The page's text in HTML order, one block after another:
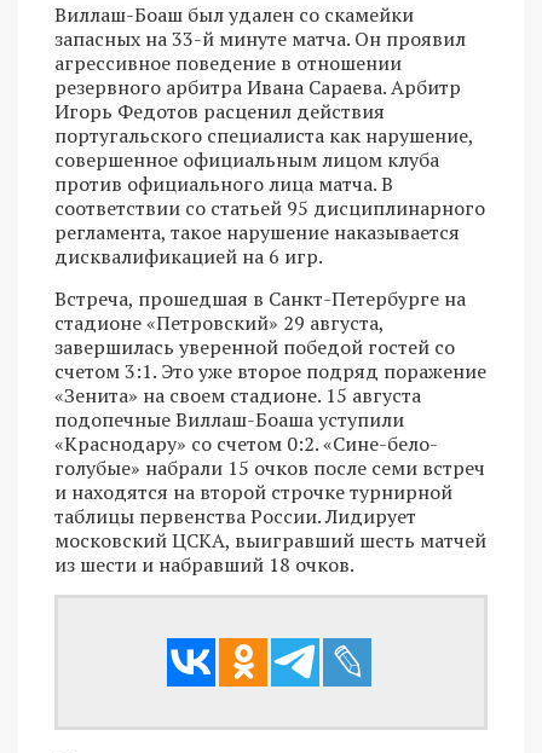
Виллаш-Боаш был удален со скамейки
запасных на 33-й минуте матча. Он проявил
агрессивное поведение в отношении
резервного арбитра Ивана Сараева. Арбитр
Игорь Федотов расценил действия
португальского специалиста как нарушение,
совершенное официальным лицом клуба
против официального лица матча. В
соответствии со статьей 95 дисциплинарного
регламента, такое нарушение наказывается
дисквалификацией на 6 игр.
Встреча, прошедшая в Санкт-Петербурге на
стадионе «Петровский» 29 августа,
завершилась уверенной победой гостей со
счетом 3:1. Это уже второе подряд поражение
«Зенита» на своем стадионе. 15 августа
подопечные Виллаш-Боаша уступили
«Краснодару» со счетом 0:2. «Сине-бело-
голубые» набрали 15 очков после семи встреч
и находятся на второй строчке турнирной
таблицы первенства России. Лидирует
московский ЦСКА, выигравший шесть матчей
из шести и набравший 18 очков.